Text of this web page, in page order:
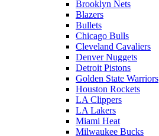
Brooklyn Nets
Blazers
Bullets
Chicago Bulls
Cleveland Cavaliers
Denver Nuggets
Detroit Pistons
Golden State Warriors
Houston Rockets
LA Clippers
LA Lakers
Miami Heat
Milwaukee Bucks